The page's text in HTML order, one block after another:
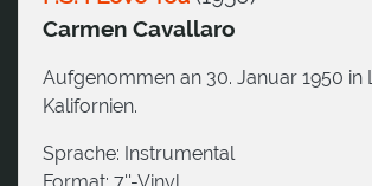
Carmen Cavallaro
Aufgenommen an 30. Januar 1950 in
Kalifornien.
Sprache: Instrumental
Format: 7''-Vinyl